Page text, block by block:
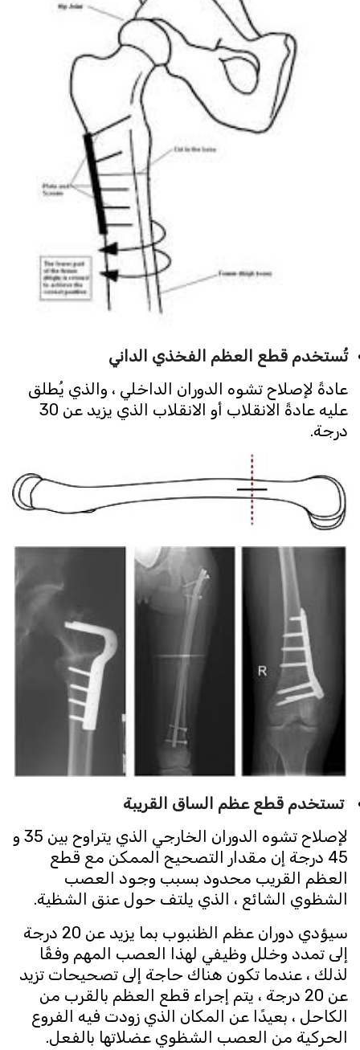
تُستخدم قطع العظم الفخذي الداني
عادةً لإصلاح تشوه الدوران الداخلي ، والذي يُطلق
عليه عادةً الانقلاب أو الانقلاب الذي يزيد عن 30
درجة.
تستخدم قطع عظم الساق القريبة
لإصلاح تشوه الدوران الخارجي الذي يتراوح بين 35 و
45 درجة إن مقدار التصحيح الممكن مع قطع
العظم القريب محدود بسبب وجود العصب
الشظوي الشائع ، الذي يلتف حول عنق الشظية.
سيؤدي دوران عظم الظنبوب بما يزيد عن 20 درجة
إلى تمدد وخلل وظيفي لهذا العصب المهم وفقًا
لذلك ، عندما تكون هناك حاجة إلى تصحيحات تزيد
عن 20 درجة ، يتم إجراء قطع العظم بالقرب من
الكاحل ، بعيدًا عن المكان الذي زودت فيه الفروع
الحركية من العصب الشظوي عضلاتها بالفعل.